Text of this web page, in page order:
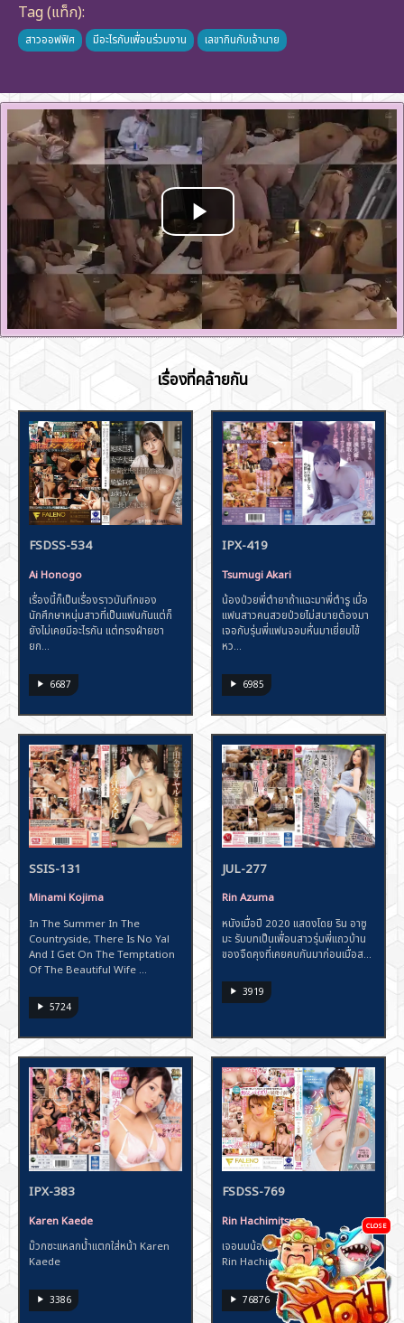
Tag (แท็ก):
สาวออฟฟิศ มีอะไรกับเพื่อนร่วมงาน เลขากินกับเจ้านาย
เรื่องที่คล้ายกัน
FSDSS-534
Ai Honogo
เรื่องนี้ก็เป็นเรื่องราวบันทึกของ
นักศึกษาหนุ่มสาวที่เป็นแฟนกันแต่ก็
ยังไม่เคยมีอะไรกัน แต่ทรงฝ่ายชา
ยก...
6687
IPX-419
Tsumugi Akari
น้องป่วยพี่ตำยาถ้าแฉะมาพี่ตำรู เมื่อ
แฟนสาวคนสวยป่วยไม่สบายต้องมา
เจอกับรุ่นพี่แฟนจอมหื่นมาเยี่ยมไข้
หว...
6985
SSIS-131
Minami Kojima
In The Summer In The
Countryside, There Is No Yal
And I Get On The Temptation
Of The Beautiful Wife ...
5724
JUL-277
Rin Azuma
หนังเมื่อปี 2020 แสดงโดย ริน อาซู
มะ รับบทเป็นเพื่อนสาวรุ่นพี่แถวบ้าน
ของจืดคุงที่เคยคบกันมาก่อนเมื่อส...
3919
IPX-383
Karen Kaede
ม๊วกซะแหลกน้ำแตกใส่หน้า Karen
Kaede
3386
FSDSS-769
Rin Hachimitsu
เจอนมน้องเมียอยากเลียอยากดูด -
Rin Hachimitsu
76876
CLOSE